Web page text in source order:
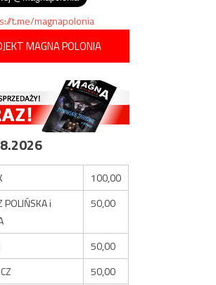
t.me/magnapolonia
MAGNA POLONIA
100,00
POLIŃSKA i
50,00
50,00
50,00